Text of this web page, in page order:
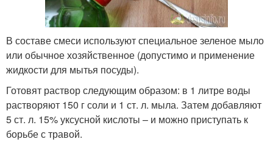
В составе смеси используют специальное зеленое мыло
или обычное хозяйственное (допустимо и применение
жидкости для мытья посуды).
Готовят раствор следующим образом: в 1 литре воды
растворяют 150 г соли и 1 ст. л. мыла. Затем добавляют
5 ст. л. 15% уксусной кислоты – и можно приступать к
борьбе с травой.